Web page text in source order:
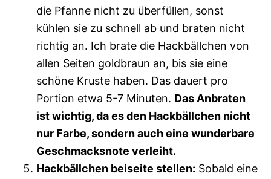
die Pfanne nicht zu überfüllen, sonst
kühlen sie zu schnell ab und braten nicht
richtig an. Ich brate die Hackbällchen von
allen Seiten goldbraun an, bis sie eine
schöne Kruste haben. Das dauert pro
Portion etwa 5-7 Minuten. Das Anbraten
ist wichtig, da es den Hackbällchen nicht
nur Farbe, sondern auch eine wunderbare
Geschmacksnote verleiht.
Hackbällchen beiseite stellen: Sobald eine